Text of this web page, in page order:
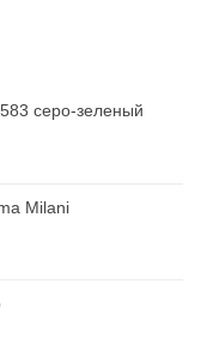
серо-зеленый
Milani